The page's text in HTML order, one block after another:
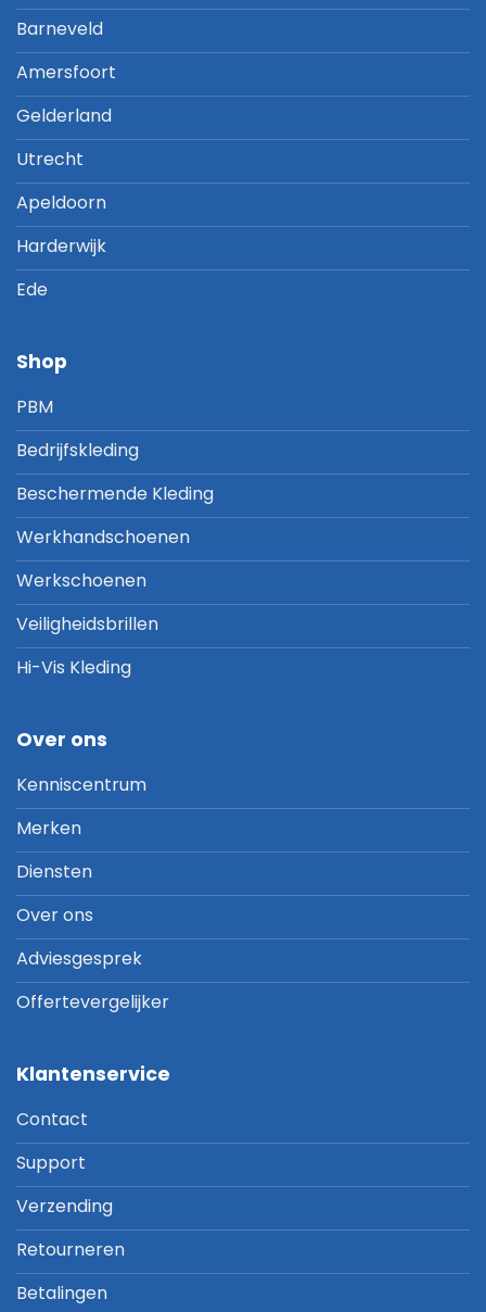
Barneveld
Amersfoort
Gelderland
Utrecht
Apeldoorn
Harderwijk
Ede
Shop
PBM
Bedrijfskleding
Beschermende Kleding
Werkhandschoenen
Werkschoenen
Veiligheidsbrillen
Hi-Vis Kleding
Over ons
Kenniscentrum
Merken
Diensten
Over ons
Adviesgesprek
Offertevergelijker
Klantenservice
Contact
Support
Verzending
Retourneren
Betalingen